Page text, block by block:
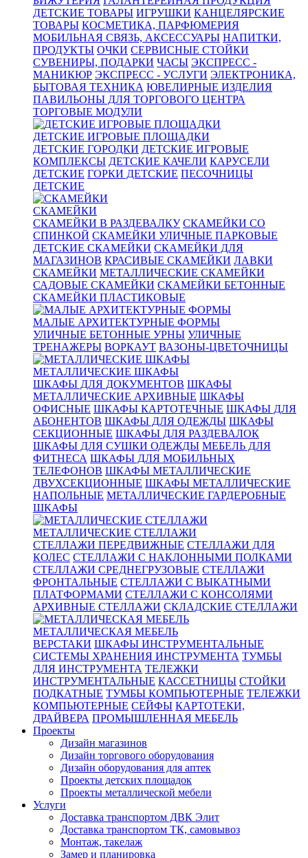
ДЕТСКИЕ ТОВАРЫ ИГРУШКИ КАНЦЕЛЯРСКИЕ
ТОВАРЫ КОСМЕТИКА, ПАРФЮМЕРИЯ
МОБИЛЬНАЯ СВЯЗЬ, АКСЕССУАРЫ НАПИТКИ,
ПРОДУКТЫ ОЧКИ СЕРВИСНЫЕ СТОЙКИ
СУВЕНИРЫ, ПОДАРКИ ЧАСЫ ЭКСПРЕСС -
МАНИКЮР ЭКСПРЕСС - УСЛУГИ ЭЛЕКТРОНИКА,
БЫТОВАЯ ТЕХНИКА ЮВЕЛИРНЫЕ ИЗДЕЛИЯ
ПАВИЛЬОНЫ ДЛЯ ТОРГОВОГО ЦЕНТРА
ТОРГОВЫЕ МОДУЛИ
ДЕТСКИЕ ИГРОВЫЕ ПЛОЩАДКИ
ДЕТСКИЕ ГОРОДКИ ДЕТСКИЕ ИГРОВЫЕ
КОМПЛЕКСЫ ДЕТСКИЕ КАЧЕЛИ КАРУСЕЛИ
ДЕТСКИЕ ГОРКИ ДЕТСКИЕ ПЕСОЧНИЦЫ
ДЕТСКИЕ
СКАМЕЙКИ
СКАМЕЙКИ В РАЗДЕВАЛКУ СКАМЕЙКИ СО
СПИНКОЙ СКАМЕЙКИ УЛИЧНЫЕ ПАРКОВЫЕ
ДЕТСКИЕ СКАМЕЙКИ СКАМЕЙКИ ДЛЯ
МАГАЗИНОВ КРАСИВЫЕ СКАМЕЙКИ ЛАВКИ
СКАМЕЙКИ МЕТАЛЛИЧЕСКИЕ СКАМЕЙКИ
САДОВЫЕ СКАМЕЙКИ СКАМЕЙКИ БЕТОННЫЕ
СКАМЕЙКИ ПЛАСТИКОВЫЕ
МАЛЫЕ АРХИТЕКТУРНЫЕ ФОРМЫ
УЛИЧНЫЕ БЕТОННЫЕ УРНЫ УЛИЧНЫЕ
ТРЕНАЖЕРЫ ВОРКАУТ ВАЗОНЫ-ЦВЕТОЧНИЦЫ
МЕТАЛЛИЧЕСКИЕ ШКАФЫ
ШКАФЫ ДЛЯ ДОКУМЕНТОВ ШКАФЫ
МЕТАЛЛИЧЕСКИЕ АРХИВНЫЕ ШКАФЫ
ОФИСНЫЕ ШКАФЫ КАРТОТЕЧНЫЕ ШКАФЫ ДЛЯ
АБОНЕНТОВ ШКАФЫ ДЛЯ ОДЕЖДЫ ШКАФЫ
СЕКЦИОННЫЕ ШКАФЫ ДЛЯ РАЗДЕВАЛОК
ШКАФЫ ДЛЯ СУШКИ ОДЕЖДЫ МЕБЕЛЬ ДЛЯ
ФИТНЕСА ШКАФЫ ДЛЯ МОБИЛЬНЫХ
ТЕЛЕФОНОВ ШКАФЫ МЕТАЛЛИЧЕСКИЕ
ДВУХСЕКЦИОННЫЕ ШКАФЫ МЕТАЛЛИЧЕСКИЕ
НАПОЛЬНЫЕ МЕТАЛЛИЧЕСКИЕ ГАРДЕРОБНЫЕ
ШКАФЫ
МЕТАЛЛИЧЕСКИЕ СТЕЛЛАЖИ
СТЕЛЛАЖИ ПЕРЕДВИЖНЫЕ СТЕЛЛАЖИ ДЛЯ
КОЛЕС СТЕЛЛАЖИ С НАКЛОННЫМИ ПОЛКАМИ
СТЕЛЛАЖИ СРЕДНЕГРУЗОВЫЕ СТЕЛЛАЖИ
ФРОНТАЛЬНЫЕ СТЕЛЛАЖИ С ВЫКАТНЫМИ
ПЛАТФОРМАМИ СТЕЛЛАЖИ С КОНСОЛЯМИ
АРХИВНЫЕ СТЕЛЛАЖИ СКЛАДСКИЕ СТЕЛЛАЖИ
МЕТАЛЛИЧЕСКАЯ МЕБЕЛЬ
ВЕРСТАКИ ШКАФЫ ИНСТРУМЕНТАЛЬНЫЕ
СИСТЕМЫ ХРАНЕНИЯ ИНСТРУМЕНТА ТУМБЫ
ДЛЯ ИНСТРУМЕНТА ТЕЛЕЖКИ
ИНСТРУМЕНТАЛЬНЫЕ КАССЕТНИЦЫ СТОЙКИ
ПОДКАТНЫЕ ТУМБЫ КОМПЬЮТЕРНЫЕ ТЕЛЕЖКИ
КОМПЬЮТЕРНЫЕ СЕЙФЫ КАРТОТЕКИ,
ДРАЙВЕРА ПРОМЫШЛЕННАЯ МЕБЕЛЬ
Проекты
Дизайн магазинов
Дизайн торгового оборудования
Дизайн оборудования для аптек
Проекты детских площадок
Проекты металлической мебели
Услуги
Доставка транспортом ДВК Элит
Доставка транспортом ТК, самовывоз
Монтаж, такелаж
Замер и планировка